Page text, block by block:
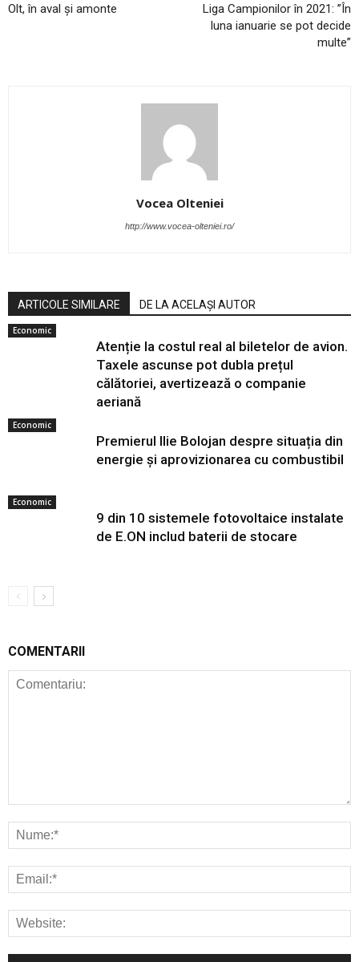
Olt, în aval și amonte
Liga Campionilor în 2021: ”În
luna ianuarie se pot decide
multe”
Vocea Olteniei
http://www.vocea-olteniei.ro/
ARTICOLE SIMILARE DE LA ACELAȘI AUTOR
Economic
Atenție la costul real al biletelor de avion.
Taxele ascunse pot dubla prețul
călătoriei, avertizează o companie
aeriană
Economic
Premierul Ilie Bolojan despre situația din
energie și aprovizionarea cu combustibil
Economic
9 din 10 sistemele fotovoltaice instalate
de E.ON includ baterii de stocare
COMENTARII